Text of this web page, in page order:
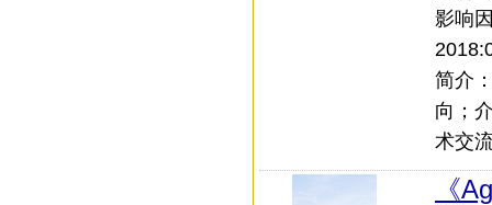
影响
简介
向；
术交
《